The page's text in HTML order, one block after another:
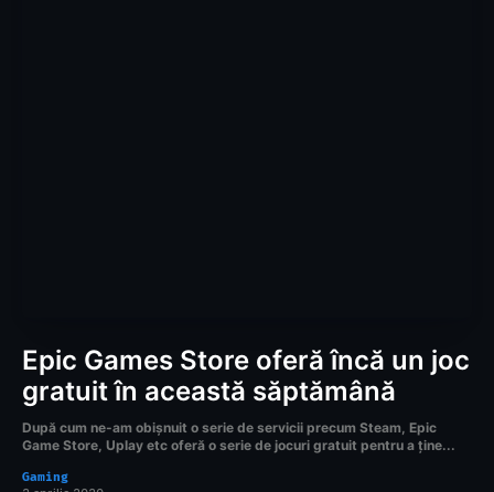
Epic Games Store oferă încă un joc
gratuit în această săptămână
După cum ne-am obișnuit o serie de servicii precum Steam, Epic
Game Store, Uplay etc oferă o serie de jocuri gratuit pentru a ține...
Gaming